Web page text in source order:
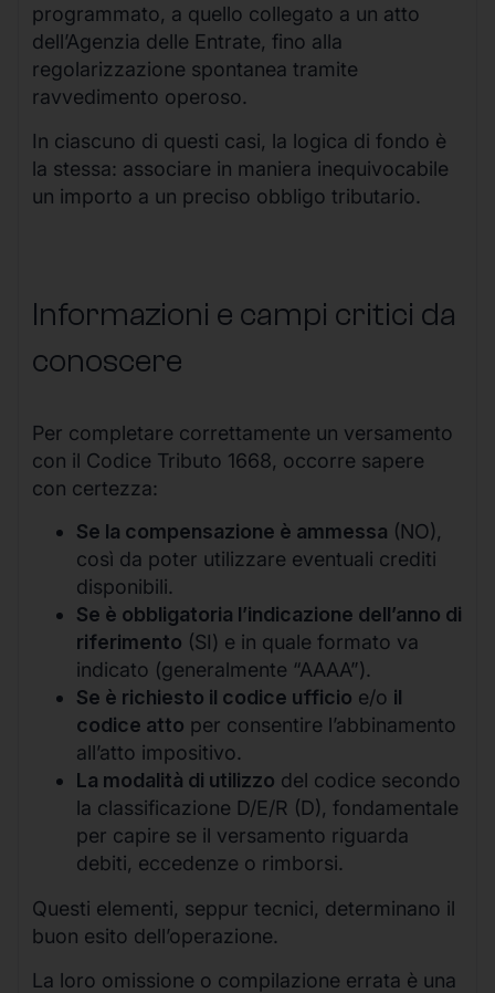
programmato, a quello collegato a un atto
dell’Agenzia delle Entrate, fino alla
regolarizzazione spontanea tramite
ravvedimento operoso.
In ciascuno di questi casi, la logica di fondo è
la stessa: associare in maniera inequivocabile
un importo a un preciso obbligo tributario.
Informazioni e campi critici da
conoscere
Per completare correttamente un versamento
con il Codice Tributo 1668, occorre sapere
con certezza:
Se la compensazione è ammessa (NO),
così da poter utilizzare eventuali crediti
disponibili.
Se è obbligatoria l’indicazione dell’anno di
riferimento (SI) e in quale formato va
indicato (generalmente “AAAA”).
Se è richiesto il codice ufficio e/o il
codice atto per consentire l’abbinamento
all’atto impositivo.
La modalità di utilizzo del codice secondo
la classificazione D/E/R (D), fondamentale
per capire se il versamento riguarda
debiti, eccedenze o rimborsi.
Questi elementi, seppur tecnici, determinano il
buon esito dell’operazione.
La loro omissione o compilazione errata è una